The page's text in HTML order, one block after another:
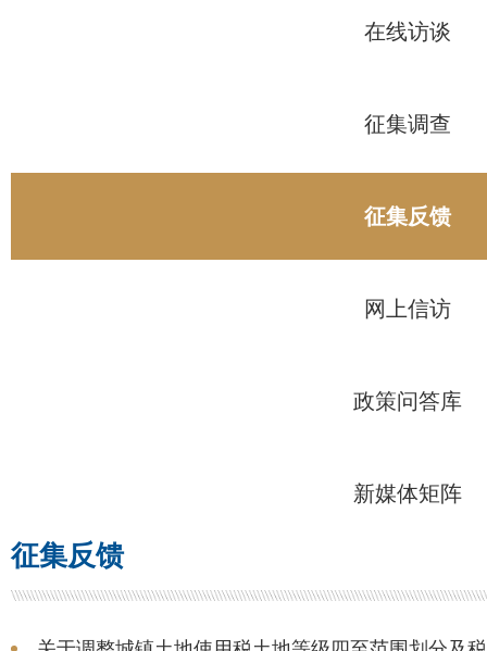
在线访谈
征集调查
征集反馈
网上信访
政策问答库
新媒体矩阵
征集反馈